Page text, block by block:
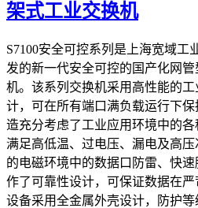
架式工业交换机
S7100安全可控系列是上海宽域工
发的新一代安全可控的国产化网
机。该系列交换机采用高性能的
计，可在所有端口满负载运行下
造充分考虑了工业应用环境中的
满足高低温、过电压、漏电及高
的电磁环境中的数据口防雷、快
作了可靠性设计，可保证数据在
设备采用全金属外壳设计，防护